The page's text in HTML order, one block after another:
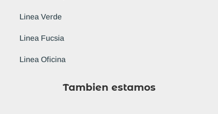
Linea Verde
Linea Fucsia
Linea Oficina
Tambien estamos